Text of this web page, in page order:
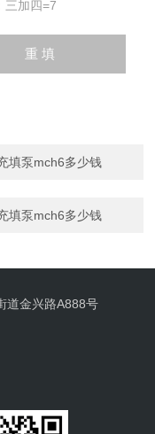
三加四=7
填泵mch6多少钱
填泵mch6多少钱
道金兴路A888号